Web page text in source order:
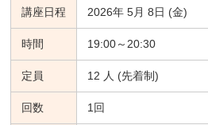
講座日程 2026年 5月 8日 (金)
時間 19:00～20:30
定員 12 人 (先着制)
回数 1回